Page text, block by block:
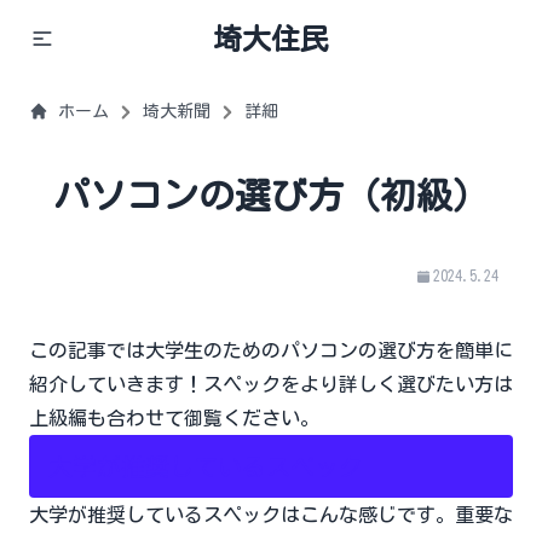
埼大住民
ホーム 埼大新聞 詳細
パソコンの選び方（初級）
2024.5.24
この記事では大学生のためのパソコンの選び方を簡単に
紹介していきます！スペックをより詳しく選びたい方は
上級編も合わせて御覧ください。
大学が推奨しているスペックはこんな感じです。重要な